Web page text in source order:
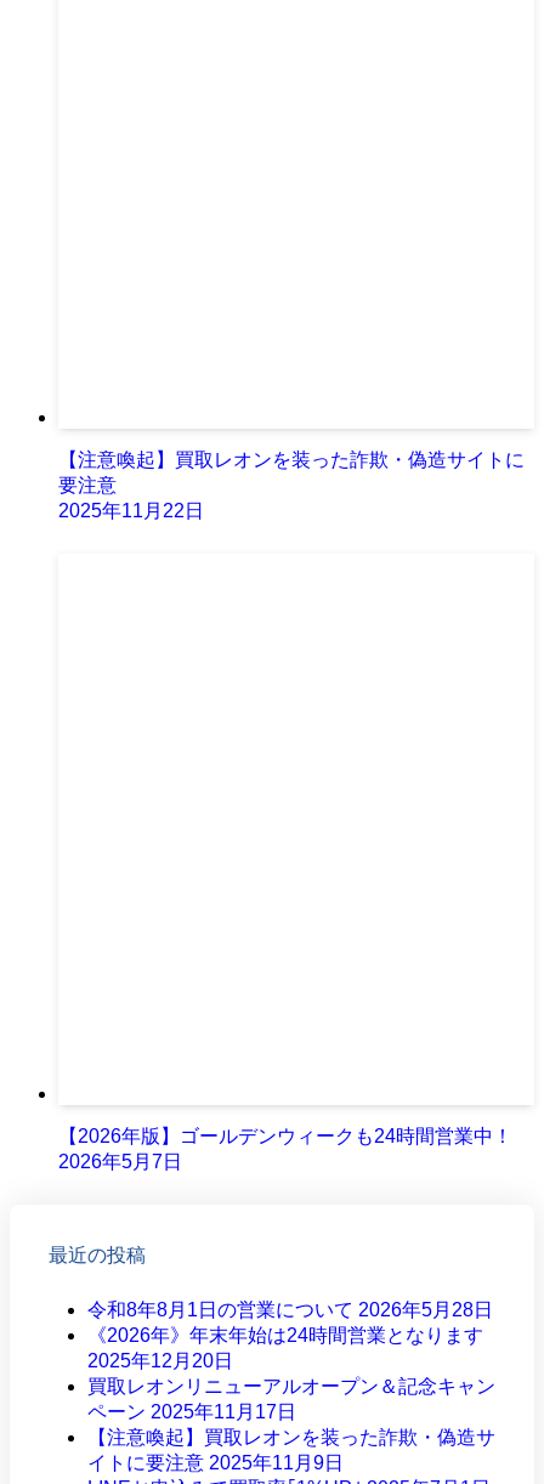
【注意喚起】買取レオンを装った詐欺・偽造サイトに
要注意
2025年11月22日
【2026年版】ゴールデンウィークも24時間営業中！
2026年5月7日
最近の投稿
令和8年8月1日の営業について 2026年5月28日
《2026年》年末年始は24時間営業となります
2025年12月20日
買取レオンリニューアルオープン＆記念キャン
ペーン 2025年11月17日
【注意喚起】買取レオンを装った詐欺・偽造サ
イトに要注意 2025年11月9日